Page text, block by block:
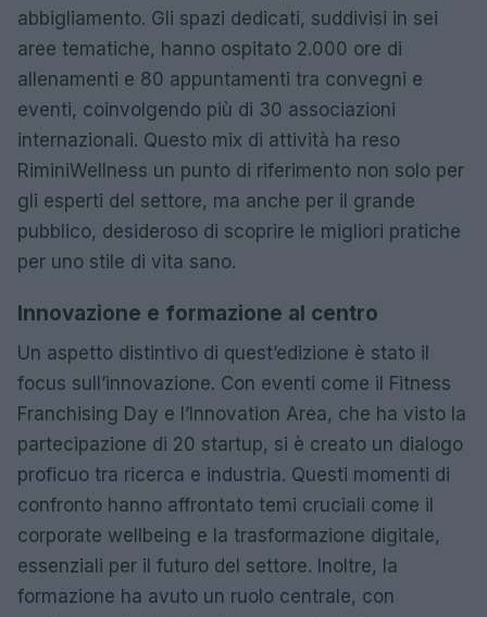
abbigliamento. Gli spazi dedicati, suddivisi in sei
aree tematiche, hanno ospitato 2.000 ore di
allenamenti e 80 appuntamenti tra convegni e
eventi, coinvolgendo più di 30 associazioni
internazionali. Questo mix di attività ha reso
RiminiWellness un punto di riferimento non solo per
gli esperti del settore, ma anche per il grande
pubblico, desideroso di scoprire le migliori pratiche
per uno stile di vita sano.
Innovazione e formazione al centro
Un aspetto distintivo di quest’edizione è stato il
focus sull’innovazione. Con eventi come il Fitness
Franchising Day e l’Innovation Area, che ha visto la
partecipazione di 20 startup, si è creato un dialogo
proficuo tra ricerca e industria. Questi momenti di
confronto hanno affrontato temi cruciali come il
corporate wellbeing e la trasformazione digitale,
essenziali per il futuro del settore. Inoltre, la
formazione ha avuto un ruolo centrale, con